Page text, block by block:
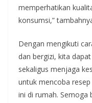
memperhatikan
konsumsi,”
Dengan mengikuti
dan bergizi, kita
sekaligus menjaga
untuk mencoba
ini di rumah. Semoga